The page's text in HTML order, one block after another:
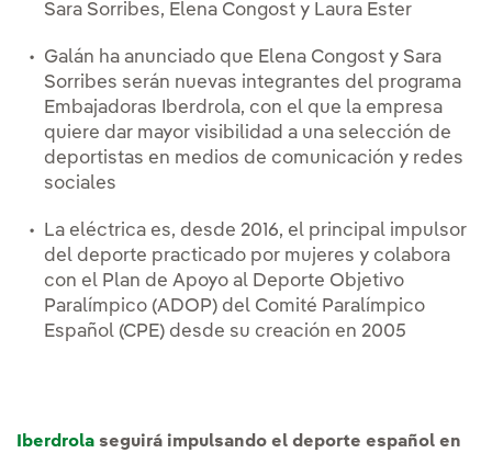
Sara Sorribes, Elena Congost y Laura Ester
Galán ha anunciado que Elena Congost y Sara
Sorribes serán nuevas integrantes del programa
Embajadoras Iberdrola, con el que la empresa
quiere dar mayor visibilidad a una selección de
deportistas en medios de comunicación y redes
sociales
La eléctrica es, desde 2016, el principal impulsor
del deporte practicado por mujeres y colabora
con el Plan de Apoyo al Deporte Objetivo
Paralímpico (ADOP) del Comité Paralímpico
Español (CPE) desde su creación en 2005
Iberdrola seguirá impulsando el deporte español en